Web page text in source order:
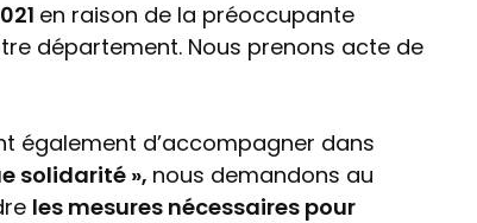
en raison de la préoccupante
département. Nous prenons acte de
également d’accompagner dans
solidarité », nous demandons au
les mesures nécessaires pour